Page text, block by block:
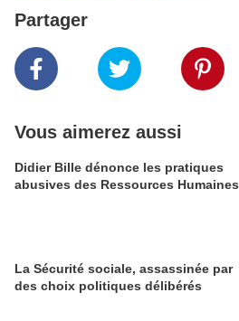
Partager
Vous aimerez aussi
Didier Bille dénonce les pratiques
abusives des Ressources Humaines
La Sécurité sociale, assassinée par
des choix politiques délibérés